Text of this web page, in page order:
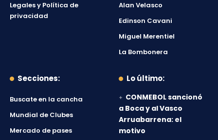
Legales y Política de
privacidad
Alan Velasco
Edinson Cavani
Miguel Merentiel
La Bombonera
Secciones:
Buscate en la cancha
Mundial de Clubes
Mercado de pases
Lo último:
CONMEBOL sancionó
a Boca y al Vasco
Arruabarrena: el
motivo